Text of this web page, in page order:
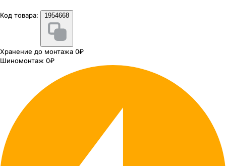
Код товара: 1954668
Хранение до монтажа 0₽
Шиномонтаж 0₽